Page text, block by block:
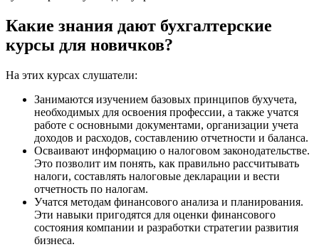
Какие знания дают бухгалтерские
курсы для новичков?
На этих курсах слушатели:
Занимаются изучением базовых принципов бухучета,
необходимых для освоения профессии, а также учатся
работе с основными документами, организации учета
доходов и расходов, составлению отчетности и баланса.
Осваивают информацию о налоговом законодательстве.
Это позволит им понять, как правильно рассчитывать
налоги, составлять налоговые декларации и вести
отчетность по налогам.
Учатся методам финансового анализа и планирования.
Эти навыки пригодятся для оценки финансового
состояния компании и разработки стратегии развития
бизнеса.